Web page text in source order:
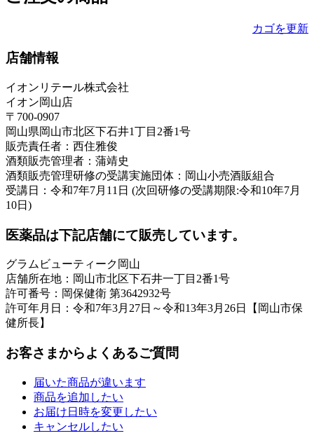
カゴを更新
店舗情報
イオンリテール株式会社
イオン岡山店
〒700-0907
岡山県岡山市北区下石井1丁目2番1号
販売責任者：西住雅俊
酒類販売管理者：蒲靖史
酒類販売管理研修の受講実施団体：岡山小売酒販組合
受講日：令和7年7月11日 (次回研修の受講期限:令和10年7月
10日)
医薬品は下記店舗にて販売しています。
グラムビューティーク岡山
店舗所在地：岡山市北区下石井一丁目2番1号
許可番号：岡保健衛 第3642932号
許可年月日：令和7年3月27日～令和13年3月26日【岡山市保
健所長】
お客さまからよくあるご質問
届いた商品が違います
商品を追加したい
お届け日時を変更したい
キャンセルしたい